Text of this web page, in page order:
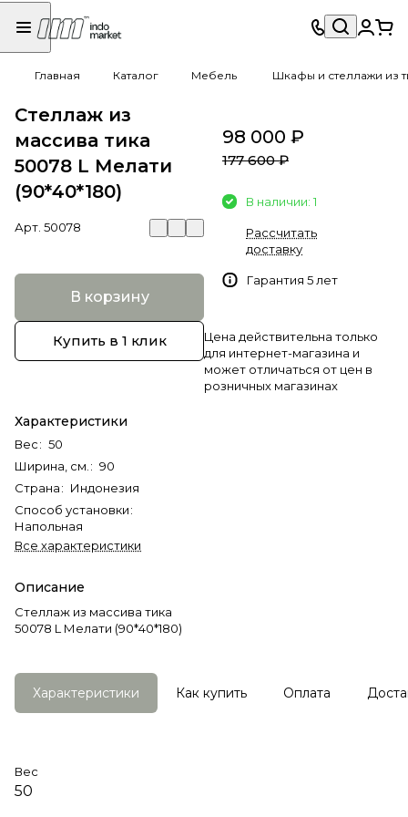
Главная Каталог Мебель Шкафы и стеллажи из
Стеллаж из
массива тика
50078 L Мелати
(90*40*180)
Арт. 50078
В корзину
Купить в 1 клик
Характеристики
Вес: 50
Ширина, см. : 90
Страна: Индонезия
Способ установки:
Напольная
Все характеристики
Описание
Стеллаж из массива тика
50078 L Мелати (90*40*180)
98 000 ₽
177 600 ₽
В наличии: 1
Рассчитать
доставку
Гарантия 5 лет
Цена действительна только
для интернет-магазина и
может отличаться от цен в
розничных магазинах
Характеристики Как купить Оплата
Вес
50